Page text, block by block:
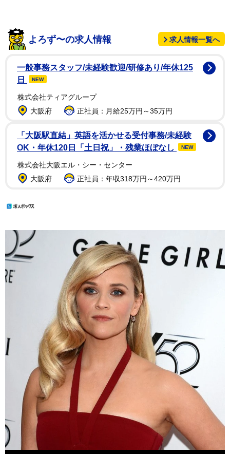
よろず〜の求人情報 求人情報一覧へ
一般事務スタッフ/未経験歓迎/研修あり/年休125
日
NEW
株式会社ティアグループ
大阪府
正社員：月給25万円～35万円
「大阪駅直結」英語を活かせる受付事務/未経験
OK・年休120日「土日祝」・残業ほぼなし
NEW
株式会社大阪エル・シー・センター
大阪府
正社員：年収318万円～420万円